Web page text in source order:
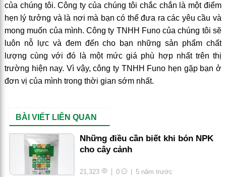
của chúng tôi. Công ty của chúng tôi chắc chắn là một điểm
hẹn lý tưởng và là nơi mà bạn có thể đưa ra các yêu cầu và
mong muốn của mình. Công ty TNHH Funo của chúng tôi sẽ
luôn nỗ lực và đem đến cho bạn những sản phẩm chất
lượng cùng với đó là một mức giá phù hợp nhất trên thị
trường hiện nay. Vì vậy, công ty TNHH Funo hẹn gặp bạn ở
đơn vị của mình trong thời gian sớm nhất.
BÀI VIẾT LIÊN QUAN
Những điều cần biết khi bón NPK
cho cây cảnh
21,323 0 5 năm trước